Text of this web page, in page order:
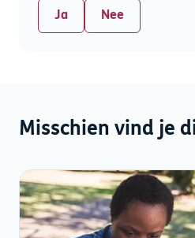
Ja Nee
Misschien vind je